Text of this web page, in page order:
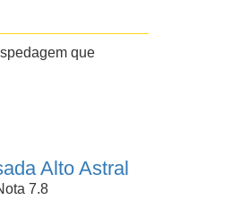
que
Alto Astral
7.8